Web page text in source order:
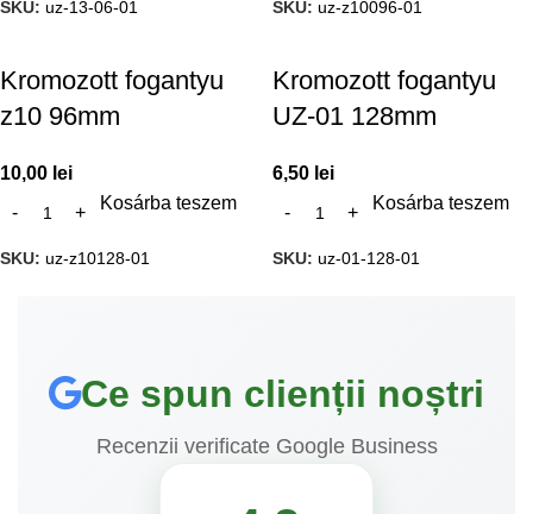
SKU: uz-13-06-01 SKU: uz-z10096-01
Kromozott fogantyu
z10 96mm
10,00 lei
Kosárba teszem
SKU: uz-z10128-01
Kromozott fogantyu
UZ-01 128mm
6,50 lei
Kosárba teszem
SKU: uz-01-128-01
Ce spun clienții noștri
Recenzii verificate Google Business